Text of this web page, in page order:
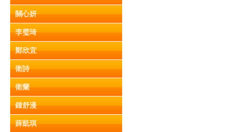
關心妍
李璧琦
鄭欣宜
衛詩
衛蘭
鍾舒漫
薛凱琪